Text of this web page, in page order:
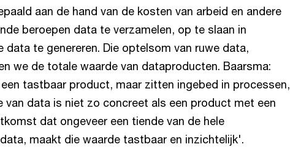
aan de hand van de kosten van arbeid en andere
beroepen data te verzamelen, op te slaan in
te genereren. Die optelsom van ruwe data,
we de totale waarde van dataproducten. Baarsma:
tastbaar product, maar zitten ingebed in processen,
van data is niet zo concreet als een product met een
dat ongeveer een tiende van de hele
maakt die waarde tastbaar en inzichtelijk'.